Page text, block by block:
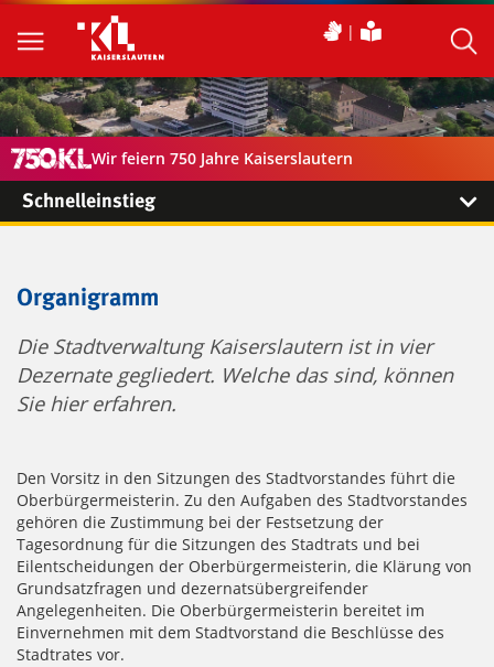
Wir feiern 750 Jahre Kaiserslautern
Schnelleinstieg
Organigramm
Die Stadtverwaltung Kaiserslautern ist in vier
Dezernate gegliedert. Welche das sind, können
Sie hier erfahren.
Den Vorsitz in den Sitzungen des Stadtvorstandes führt die
Oberbürgermeisterin. Zu den Aufgaben des Stadtvorstandes
gehören die Zustimmung bei der Festsetzung der
Tagesordnung für die Sitzungen des Stadtrats und bei
Eilentscheidungen der Oberbürgermeisterin, die Klärung von
Grundsatzfragen und dezernatsübergreifender
Angelegenheiten. Die Oberbürgermeisterin bereitet im
Einvernehmen mit dem Stadtvorstand die Beschlüsse des
Stadtrates vor.